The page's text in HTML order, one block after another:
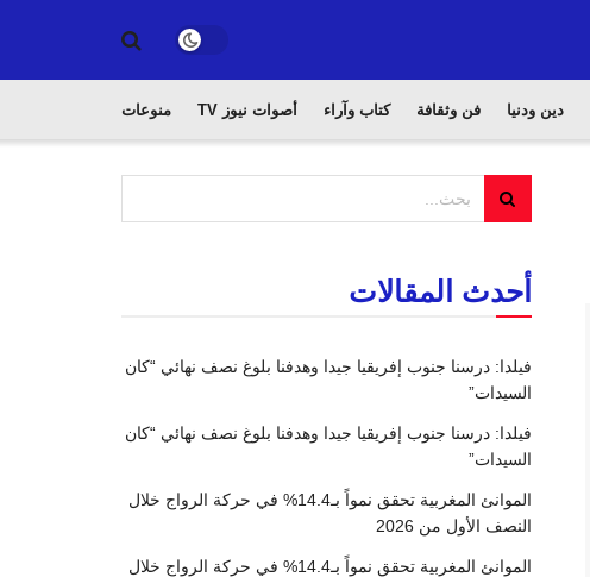
دين ودنيا فن وثقافة كتاب وآراء أصوات نيوز TV منوعات
أحدث المقالات
فيلدا: درسنا جنوب إفريقيا جيدا وهدفنا بلوغ نصف نهائي “كان
السيدات”
فيلدا: درسنا جنوب إفريقيا جيدا وهدفنا بلوغ نصف نهائي “كان
السيدات”
الموانئ المغربية تحقق نمواً بـ14.4% في حركة الرواج خلال
النصف الأول من 2026
الموانئ المغربية تحقق نمواً بـ14.4% في حركة الرواج خلال